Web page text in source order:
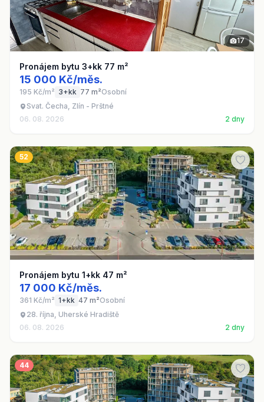
17
Pronájem bytu 3+kk 77 m²
15 000 Kč/měs.
195 Kč/m² 3+kk 77 m²Osobní
Svat. Čecha, Zlín - Prštné
06. 08. 2026
2 dny
52
Pronájem bytu 1+kk 47 m²
17 000 Kč/měs.
361 Kč/m² 1+kk 47 m²Osobní
28. října, Uherské Hradiště
06. 08. 2026
2 dny
44